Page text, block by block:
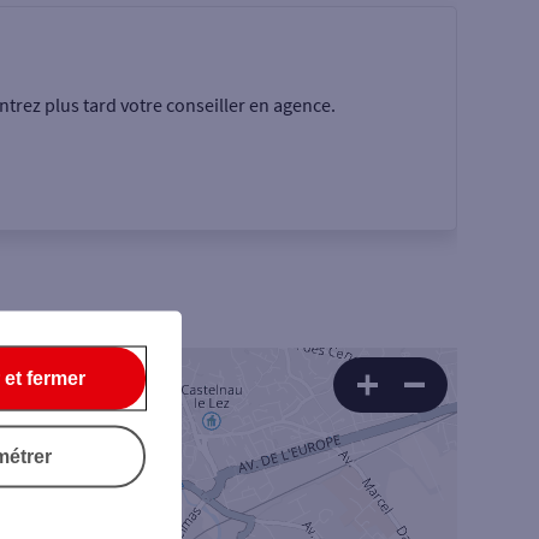
Rechercher
plus tard votre conseiller en agence.
fermer